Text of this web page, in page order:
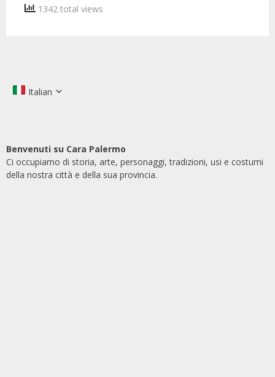
1342 total views
Italian
Benvenuti su Cara Palermo
Ci occupiamo di storia, arte, personaggi, tradizioni, usi e costumi
della nostra città e della sua provincia.